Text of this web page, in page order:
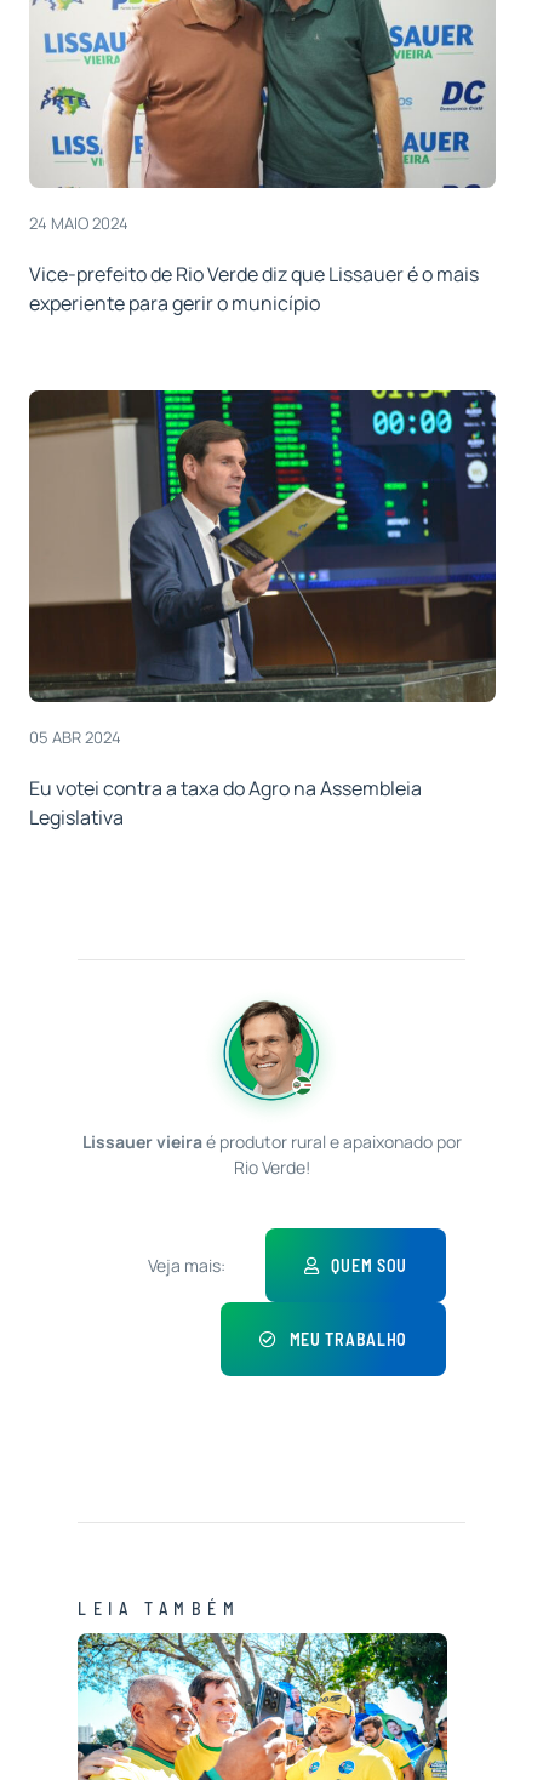
24 MAIO 2024
Vice-prefeito de Rio Verde diz que Lissauer é o mais
experiente para gerir o município
05 ABR 2024
Eu votei contra a taxa do Agro na Assembleia
Legislativa
Lissauer vieiraé produtor rural e apaixonado por
Rio Verde!
Veja mais: QUEM SOU
MEU TRABALHO
LEIA TAMBÉM